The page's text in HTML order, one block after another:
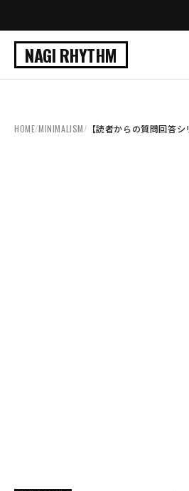
NAGI RHYTHM
HOME/MINIMALISM/ 【読者からの質問回答